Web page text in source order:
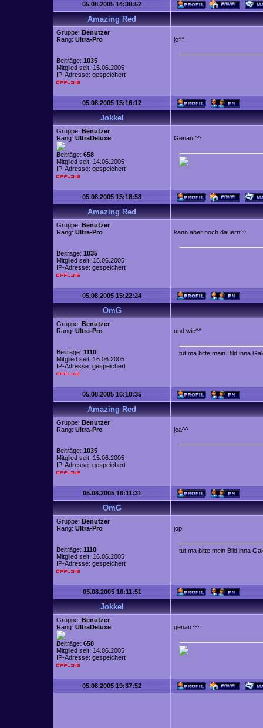
05.08.2005 14:38:52
Amazing Red
Gruppe: Benutzer
Rang: Ultra-Pro
Beiträge: 1035
Mitglied seit: 15.06.2005
IP-Adresse: gespeichert
jo^^
05.08.2005 15:16:12
Jokkel
Gruppe: Benutzer
Rang: UltraDeluxe
Beiträge: 658
Mitglied seit: 14.06.2005
IP-Adresse: gespeichert
Genau ^^
05.08.2005 15:18:58
Amazing Red
Gruppe: Benutzer
Rang: Ultra-Pro
Beiträge: 1035
Mitglied seit: 15.06.2005
IP-Adresse: gespeichert
kann aber noch dauern^^
05.08.2005 15:22:24
OmG
Gruppe: Benutzer
Rang: Ultra-Pro
Beiträge: 1110
Mitglied seit: 16.06.2005
IP-Adresse: gespeichert
und wie^^
tut ma bitte mein Bild inna
05.08.2005 16:10:35
Amazing Red
Gruppe: Benutzer
Rang: Ultra-Pro
Beiträge: 1035
Mitglied seit: 15.06.2005
IP-Adresse: gespeichert
joa^^
05.08.2005 16:11:31
OmG
Gruppe: Benutzer
Rang: Ultra-Pro
Beiträge: 1110
Mitglied seit: 16.06.2005
IP-Adresse: gespeichert
jop
tut ma bitte mein Bild inna
05.08.2005 16:11:51
Jokkel
Gruppe: Benutzer
Rang: UltraDeluxe
Beiträge: 658
Mitglied seit: 14.06.2005
IP-Adresse: gespeichert
genau ^^
05.08.2005 19:37:52